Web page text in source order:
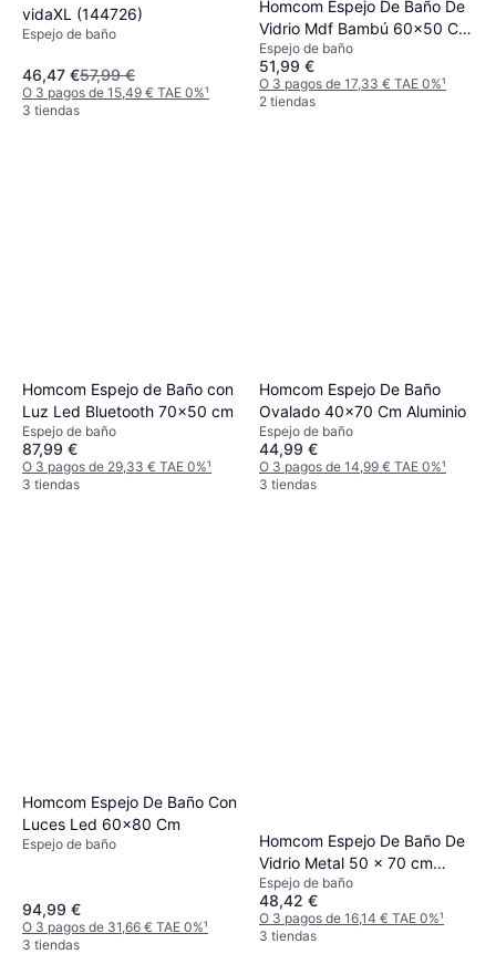
vidaXL (144726)
Espejo de baño
46,47 €57,99 €
O 3 pagos de 15,49 € TAE 0%¹
3 tiendas
Homcom Espejo De Baño De
Vidrio Mdf Bambú 60x50 Cm
Blanco Y Natural
Espejo de baño
51,99 €
O 3 pagos de 17,33 € TAE 0%¹
2 tiendas
Homcom Espejo de Baño con
Luz Led Bluetooth 70x50 cm
Espejo de baño
87,99 €
O 3 pagos de 29,33 € TAE 0%¹
3 tiendas
Homcom Espejo De Baño
Ovalado 40x70 Cm Aluminio
Espejo de baño
44,99 €
O 3 pagos de 14,99 € TAE 0%¹
3 tiendas
Homcom Espejo De Baño Con
Luces Led 60x80 Cm
Espejo de baño
94,99 €
O 3 pagos de 31,66 € TAE 0%¹
3 tiendas
Homcom Espejo De Baño De
Vidrio Metal 50 x 70 cm
Negro
Espejo de baño
48,42 €
O 3 pagos de 16,14 € TAE 0%¹
3 tiendas